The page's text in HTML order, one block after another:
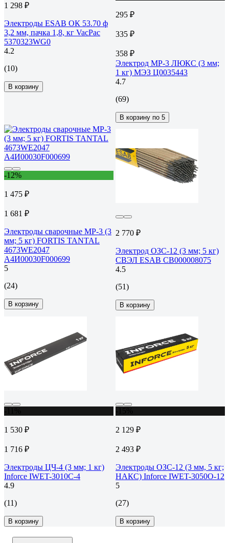
1 298 ₽
Электроды ESAB ОК 53.70 ф
3,2 мм, пачка 1,8, кг VacPac
5370323WG0
4.2
(10)
В корзину
295 ₽
335 ₽
358 ₽
Электрод МР-3 ЛЮКС (3 мм;
1 кг) МЭЗ Ц0035443
4.7
(69)
В корзину по 5
-12%
1 475 ₽
1 681 ₽
Электроды сварочные МР-3 (3
мм; 5 кг) FORTIS TANTAL
4673WE2047
A4И00030F000699
5
(24)
В корзину
2 770 ₽
Электрод ОЗС-12 (3 мм; 5 кг)
СВЭЛ ESAB СВ000008075
4.5
(51)
В корзину
1 530 ₽
1 716 ₽
Электроды ЦЧ-4 (3 мм; 1 кг)
Inforce IWET-3010С-4
4.9
(11)
В корзину
2 129 ₽
2 493 ₽
Электроды ОЗС-12 (3 мм, 5 кг;
НАКС) Inforce IWET-3050O-12
5
(27)
В корзину